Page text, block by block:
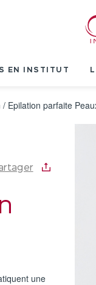
EN INSTITUT
/ Epilation parfaite
une